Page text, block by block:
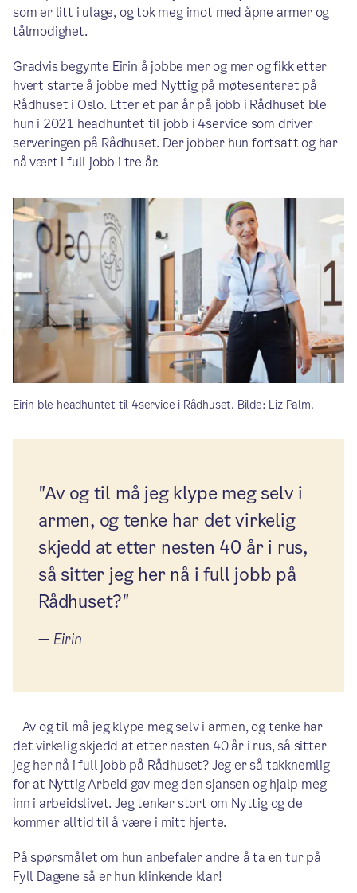
som er litt i ulage, og tok meg imot med åpne armer og
tålmodighet.
Gradvis begynte Eirin å jobbe mer og mer og fikk etter
hvert starte å jobbe med Nyttig på møtesenteret på
Rådhuset i Oslo. Etter et par år på jobb i Rådhuset ble
hun i 2021 headhuntet til jobb i 4service som driver
serveringen på Rådhuset. Der jobber hun fortsatt og har
nå vært i full jobb i tre år.
Eirin ble headhuntet til 4service i Rådhuset. Bilde: Liz Palm.
"Av og til må jeg klype meg selv i
armen, og tenke har det virkelig
skjedd at etter nesten 40 år i rus,
så sitter jeg her nå i full jobb på
Rådhuset?"
— Eirin
– Av og til må jeg klype meg selv i armen, og tenke har
det virkelig skjedd at etter nesten 40 år i rus, så sitter
jeg her nå i full jobb på Rådhuset? Jeg er så takknemlig
for at Nyttig Arbeid gav meg den sjansen og hjalp meg
inn i arbeidslivet. Jeg tenker stort om Nyttig og de
kommer alltid til å være i mitt hjerte.
På spørsmålet om hun anbefaler andre å ta en tur på
Fyll Dagene så er hun klinkende klar!